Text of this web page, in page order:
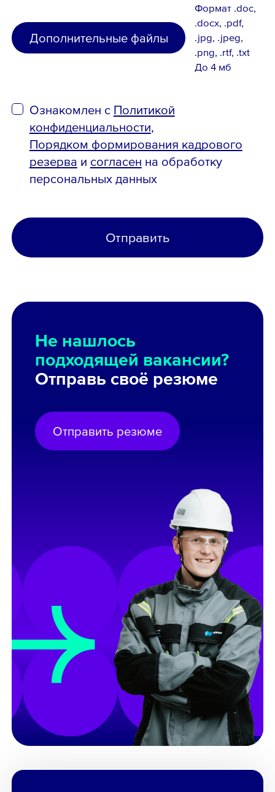
Дополнительные файлы
Формат .doc,
.docx, .pdf,
.jpg, .jpeg,
.png, .rtf, .txt
До 4 мб
Ознакомлен с Политикой
конфиденциальности,
Порядком формирования кадрового
резерва и согласен на обработку
персональных данных
Отправить
Не нашлось
подходящей вакансии?
Отправь своё резюме
Отправить резюме